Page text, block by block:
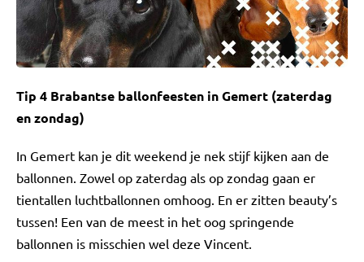
Tip 4 Brabantse ballonfeesten in Gemert (zaterdag
en zondag)
In Gemert kan je dit weekend je nek stijf kijken aan de
ballonnen. Zowel op zaterdag als op zondag gaan er
tientallen luchtballonnen omhoog. En er zitten beauty’s
tussen! Een van de meest in het oog springende
ballonnen is misschien wel deze Vincent.